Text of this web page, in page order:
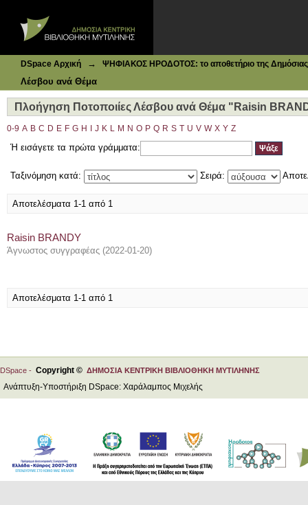
DSpace Αρχική → ΨΗΦΙΑΚΟΣ ΗΡΟΔΟΤΟΣ: το αποθετήριο της Δημόσιας
Λέσβου ανά Θέμα
Πλοήγηση Ποτοποιίες Λέσβου ανά Θέμα "Raisin
0-9 A B C D E F G H J K L M N O P Q R S T U V W X Y Z
Ή εισάγετε τα πρώτα γράμματα:
Ταξινόμηση κατά: Σειρά:
Αποτελέσματα 1-1 από 1
Raisin BRANDY
Άγνωστος συγγραφέας (2022-01-20)
Αποτελέσματα 1-1 από 1
DSpace - Copyright © ΔΗΜΟΣΙΑ ΚΕΝΤΡΙΚΗ ΒΙΒΛΙΟΘΗΚΗ ΜΥΤΙΛΗΝΗΣ
Ανάπτυξη-Υποστήριξη DSpace: Χαράλαμπος Μιχελής